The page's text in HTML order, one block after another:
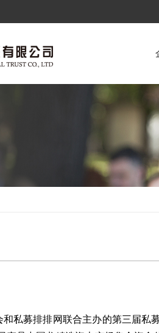
私募排排网联合主办的第三届私